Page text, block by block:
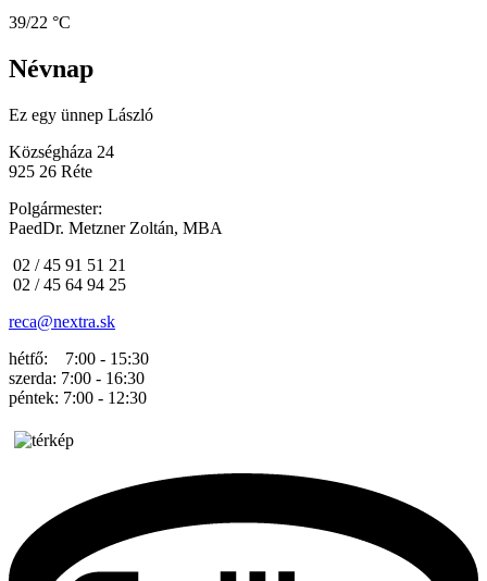
39/22 °C
Névnap
Ez egy ünnep László
Községháza 24
925 26 Réte
Polgármester:
PaedDr. Metzner Zoltán, MBA
02 / 45 91 51 21
02 / 45 64 94 25
reca@nextra.sk
hétfő: 7:00 - 15:30
szerda: 7:00 - 16:30
péntek: 7:00 - 12:30